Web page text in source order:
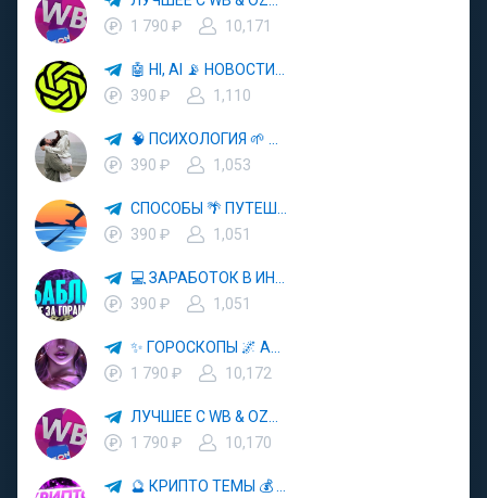
1 790 ₽
10,171
390 ₽
1,110
390 ₽
1,053
390 ₽
1,051
390 ₽
1,051
1 790 ₽
10,172
1 790 ₽
10,170